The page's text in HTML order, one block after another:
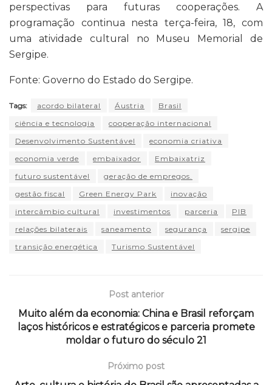
perspectivas para futuras cooperações. A
programação continua nesta terça-feira, 18, com
uma atividade cultural no Museu Memorial de
Sergipe.
Fonte: Governo do Estado do Sergipe.
Tags: acordo bilateral Áustria
Brasil
ciência e tecnologia
cooperação internacional
Desenvolvimento Sustentável
economia criativa
economia verde
embaixador
Embaixatriz
futuro sustentável
geração de empregos.
gestão fiscal
Green Energy Park
inovação
intercâmbio cultural
investimentos parceria
PIB
relações bilaterais
saneamento segurança
sergipe
transição energética
Turismo Sustentável
Post anterior
Muito além da economia: China e Brasil reforçam
laços históricos e estratégicos e parceria promete
moldar o futuro do século 21
Próximo post